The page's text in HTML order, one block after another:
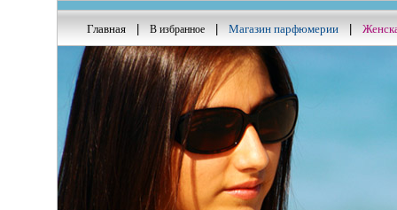
Главная В избранное Магазин парфюмерии